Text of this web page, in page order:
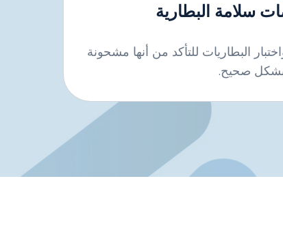
سلامة البطارية
البطاريات للتأكد من أنها مشحونة
صحيح.